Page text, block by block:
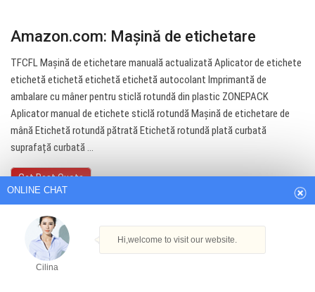
Amazon.com: Mașină de etichetare
TFCFL Mașină de etichetare manuală actualizată Aplicator de etichete
etichetă etichetă etichetă etichetă autocolant Imprimantă de
ambalare cu mâner pentru sticlă rotundă din plastic ZONEPACK
Aplicator manual de etichete sticlă rotundă Mașină de etichetare de
mână Etichetă rotundă pătrată Etichetă rotundă plată curbată
suprafață curbată ...
Get Best Quote
ONLINE CHAT
Cilina